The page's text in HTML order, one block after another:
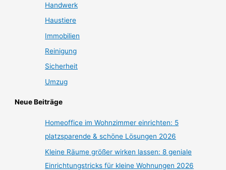
Handwerk
Haustiere
Immobilien
Reinigung
Sicherheit
Umzug
Neue Beiträge
Homeoffice im Wohnzimmer einrichten: 5
platzsparende & schöne Lösungen 2026
Kleine Räume größer wirken lassen: 8 geniale
Einrichtungstricks für kleine Wohnungen 2026